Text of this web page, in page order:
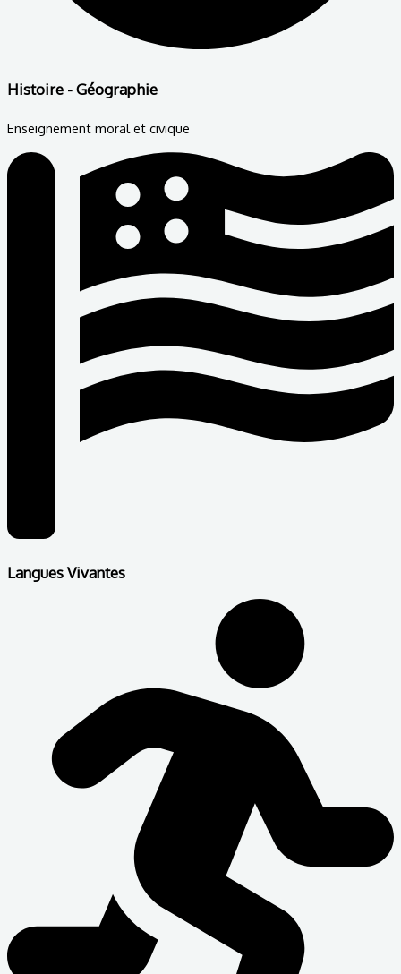
Histoire - Géographie
Enseignement moral et civique
Langues Vivantes